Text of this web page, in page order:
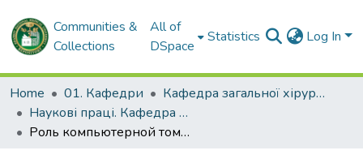
Communities &
Collections
All of
DSpace
Statistics Log In
Home 01. Кафедри
Кафедра загальної хірургії
Наукові праці. Кафедра загальної хірургії
Роль компьютерной томографии в формировании дифференциального подхода к лечению пациентов с большими и гигантскими вентральными грыжами